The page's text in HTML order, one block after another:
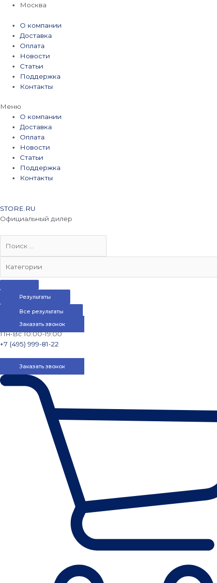
Перейти
содержимому
Москва
О компании
Доставка
Оплата
Новости
Статьи
Поддержка
Контакты
Меню
О компании
Доставка
Оплата
Новости
Статьи
Поддержка
Контакты
STORE.RU
Официальный дилер
Результаты
Все результаты
Заказать звонок
Пн-Вс 10:00-19:00
+7 (495) 999-81-22
Заказать звонок